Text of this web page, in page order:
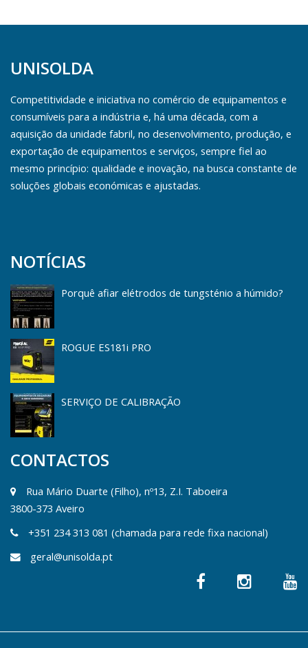
UNISOLDA
Competitividade e iniciativa no comércio de equipamentos e
consumíveis para a indústria e, há uma década, com a
aquisição da unidade fabril, no desenvolvimento, produção, e
exportação de equipamentos e serviços, sempre fiel ao
mesmo princípio: qualidade e inovação, na busca constante de
soluções globais económicas e ajustadas.
NOTÍCIAS
Porquê afiar elétrodos de tungsténio a húmido?
ROGUE ES181i PRO
SERVIÇO DE CALIBRAÇÃO
CONTACTOS
Rua Mário Duarte (Filho), nº13, Z.I. Taboeira
3800-373 Aveiro
+351 234 313 081 (chamada para rede fixa nacional)
geral@unisolda.pt